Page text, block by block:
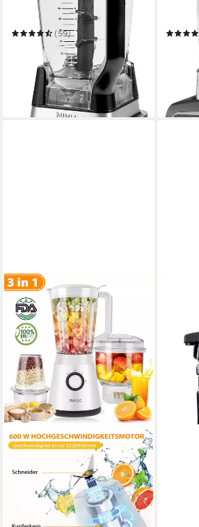
Kapazität
manuell
Betriebsart
(59)
ab 119,90 € UVP 149,99 €
nur diesen Monat
10,95 €mtl. in 12 Raten
am nächsten Werktag bei dir
ab
am